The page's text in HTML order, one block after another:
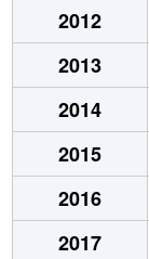
2012
2013
2014
2015
2016
2017